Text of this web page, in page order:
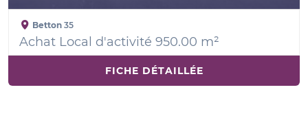
Betton 35
Achat Local d'activité 950.00 m²
FICHE DÉTAILLÉE